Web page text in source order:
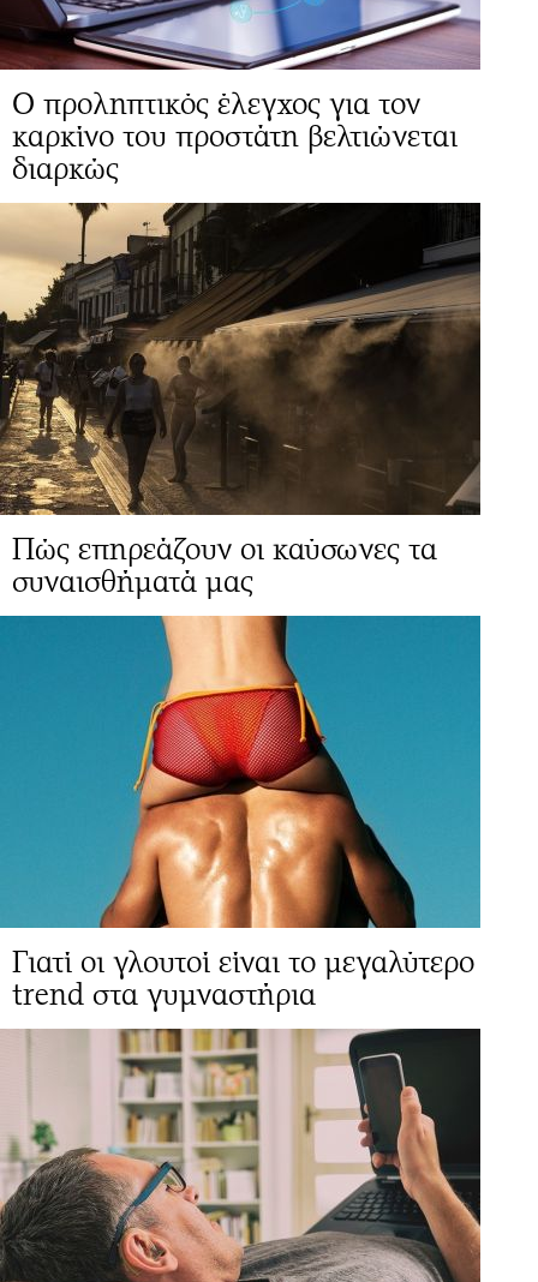
Ο προληπτικός έλεγχος για τον
καρκίνο του προστάτη βελτιώνεται
διαρκώς
Πώς επηρεάζουν οι καύσωνες τα
συναισθήματά μας
Γιατί οι γλουτοί είναι το μεγαλύτερο
trend στα γυμναστήρια